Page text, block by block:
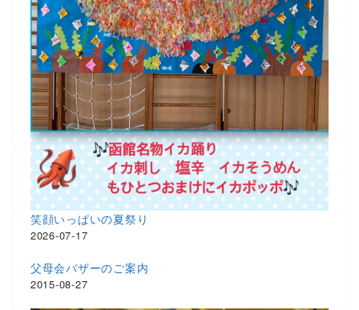
笑顔いっぱいの夏祭り
2026-07-17
父母会バザーのご案内
2015-08-27